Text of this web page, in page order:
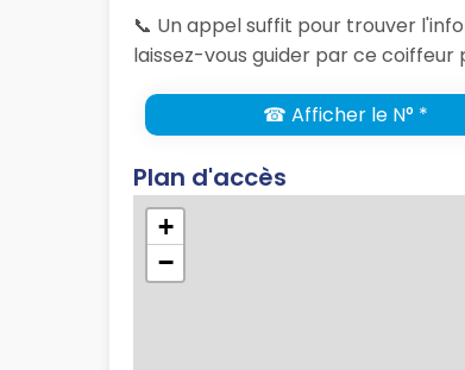
📞 Un appel suffit pour trouver
laissez-vous guider par ce
☎ Afficher le N° *
Plan d'accès
+
−